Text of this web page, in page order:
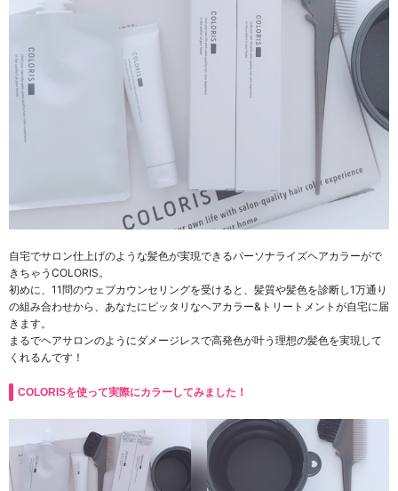
自宅でサロン仕上げのような髪色が実現できるパーソナライズヘアカラーがで
きちゃうCOLORIS。
初めに、11問のウェブカウンセリングを受けると、髪質や髪色を診断し1万通り
の組み合わせから、あなたにピッタリなヘアカラー&トリートメントが自宅に届
きます。
まるでヘアサロンのようにダメージレスで高発色が叶う理想の髪色を実現して
くれるんです！
COLORISを使って実際にカラーしてみました！